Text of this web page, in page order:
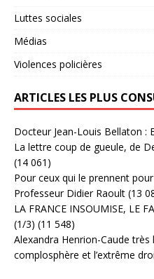
Luttes sociales
Médias
Violences policières
ARTICLES LES PLUS
Docteur Jean-Louis Bellaton :
La lettre coup de gueule, de
(14 061)
Pour ceux qui le prennent
Professeur Didier Raoult (13
LA FRANCE INSOUMISE, LE
(1/3) (11 548)
Alexandra Henrion-Caude
complosphère et l’extrême